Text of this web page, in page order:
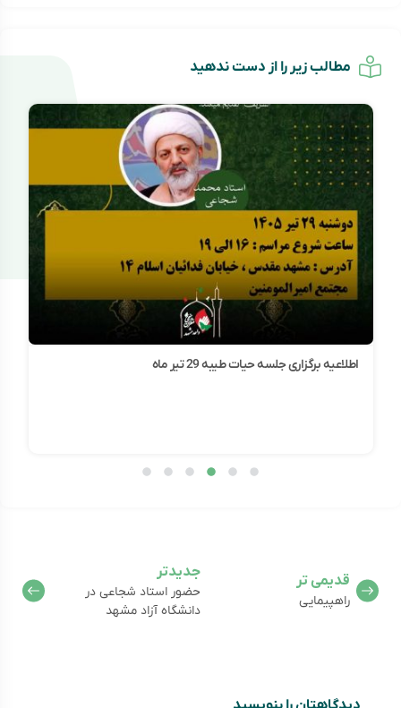
مطالب زیر را از دست ندهید
اطلاعیه برگزاری جلسه حیات طیبه 29 تیر ماه
قدیمی تر
راهپیمایی
جدیدتر
حضور استاد شجاعی در
دانشگاه آزاد مشهد